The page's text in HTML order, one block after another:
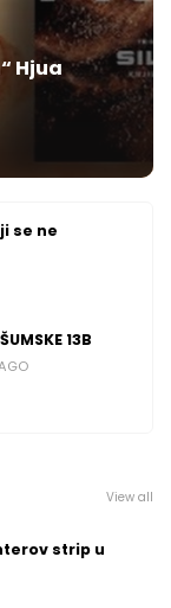
Hjua
se ne
13B
View all
strip u